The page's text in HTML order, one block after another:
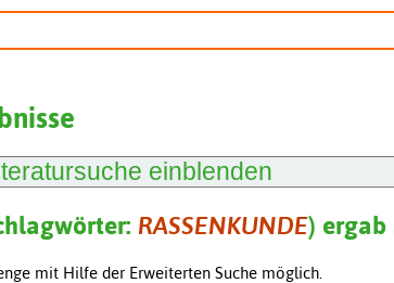
einblenden
RASSENKUNDE) ergab
mit Hilfe der Erweiterten Suche möglich.